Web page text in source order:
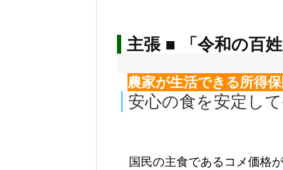
主張 ■ 「令和の百
農家が生活できる所得
安心の食を安定し
国民の主食であるコメ価格